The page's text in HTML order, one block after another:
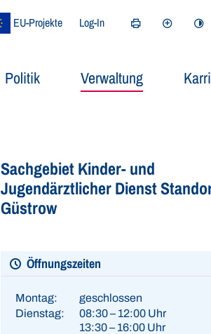
EU-Projekte Log-In Seite drucken
Politik Verwaltung
Sachgebiet Kinder- und
Jugendärztlicher Dienst
Güstrow
Öffnungszeiten
Montag:
geschlossen
Dienstag:
08:30 – 12:00 Uhr
13:30 – 16:00 Uhr